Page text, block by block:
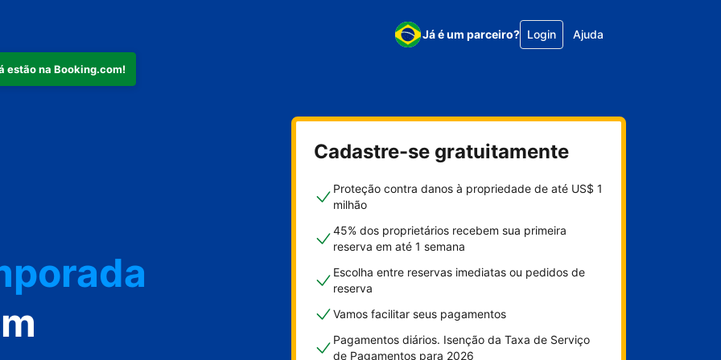
estão na Booking.com!
Já é um parceiro? Login Ajuda
Cadastre-se gratuitamente
Proteção contra danos à propriedade de até US$ 1
milhão
45% dos proprietários recebem sua primeira
reserva em até 1 semana
Escolha entre reservas imediatas ou pedidos de
reserva
Vamos facilitar seus pagamentos
Pagamentos diários. Isenção da Taxa de Serviço
de Pagamentos para 2026